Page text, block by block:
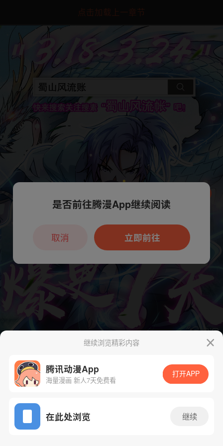
点击加载上一章节
App免费看
继续浏览精彩内容
腾讯动漫App
海量漫画 新人7天免费看
打开APP
在此处浏览 继续
本章节仅支持App阅读，可打开App新用
户7天免费看
是否前往腾漫App继续阅读
立即前往
取消